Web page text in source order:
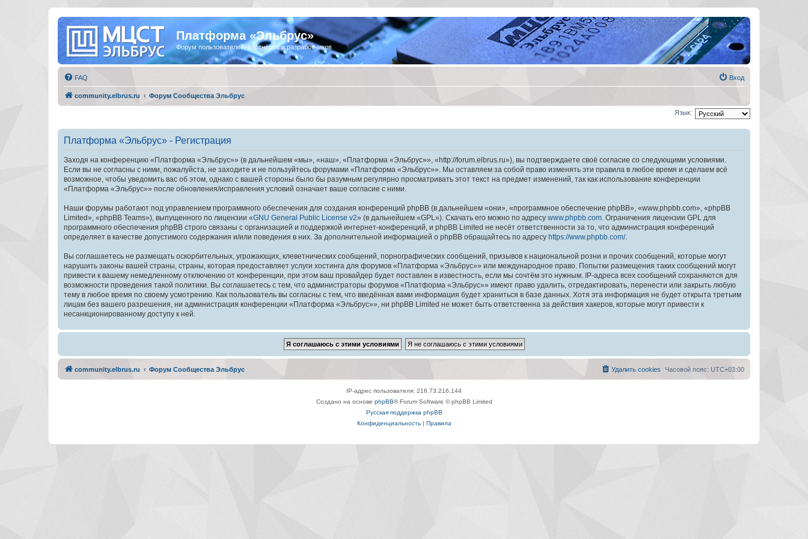
Платформа «Эльбрус»
Форум пользователей, партнёров и разработчиков
FAQ Вход
community.elbrus.ru Форум Сообщества Эльбрус
Язык:
Платформа «Эльбрус» - Регистрация
Заходя на конференцию «Платформа «Эльбрус»» (в дальнейшем «мы», «наш», «Платформа «Эльбрус»», «http://forum.elbrus.ru»), вы подтверждаете своё согласие со следующими условиями.
Если вы не согласны с ними, пожалуйста, не заходите и не пользуйтесь форумами «Платформа «Эльбрус»». Мы оставляем за собой право изменять эти правила в любое время и сделаем всё
возможное, чтобы уведомить вас об этом, однако с вашей стороны было бы разумным регулярно просматривать этот текст на предмет изменений, так как использование конференции
«Платформа «Эльбрус»» после обновления/исправления условий означает ваше согласие с ними.
Наши форумы работают под управлением программного обеспечения для создания конференций phpBB (в дальнейшем «они», «программное обеспечение phpBB», «www.phpbb.com», «phpBB
Limited», «phpBB Teams»), выпущенного по лицензии «GNU General Public License v2» (в дальнейшем «GPL»). Скачать его можно по адресу www.phpbb.com. Ограничения лицензии GPL для
программного обеспечения phpBB строго связаны с организацией и поддержкой интернет-конференций, и phpBB Limited не несёт ответственности за то, что администрация конференций
определяет в качестве допустимого содержания и/или поведения в них. За дополнительной информацией о phpBB обращайтесь по адресу https://www.phpbb.com/.
Вы соглашаетесь не размещать оскорбительных, угрожающих, клеветнических сообщений, порнографических сообщений, призывов к национальной розни и прочих сообщений, которые могут
нарушить законы вашей страны, страны, которая предоставляет услуги хостинга для форумов «Платформа «Эльбрус»» или международное право. Попытки размещения таких сообщений могут
привести к вашему немедленному отключению от конференции, при этом ваш провайдер будет поставлен в известность, если мы сочтём это нужным. IP-адреса всех сообщений сохраняются для
возможности проведения такой политики. Вы соглашаетесь с тем, что администраторы форумов «Платформа «Эльбрус»» имеют право удалить, отредактировать, перенести или закрыть любую
тему в любое время по своему усмотрению. Как пользователь вы согласны с тем, что введённая вами информация будет храниться в базе данных. Хотя эта информация не будет открыта третьим
лицам без вашего разрешения, ни администрация конференции «Платформа «Эльбрус»», ни phpBB Limited не может быть ответственна за действия хакеров, которые могут привести к
несанкционированному доступу к ней.
community.elbrus.ru Форум Сообщества Эльбрус Часовой пояс: UTC+03:00
Удалить cookies
IP-адрес пользователя: 216.73.216.144
Создано на основе phpBB® Forum Software © phpBB Limited
Русская поддержка phpBB
Конфиденциальность| Правила